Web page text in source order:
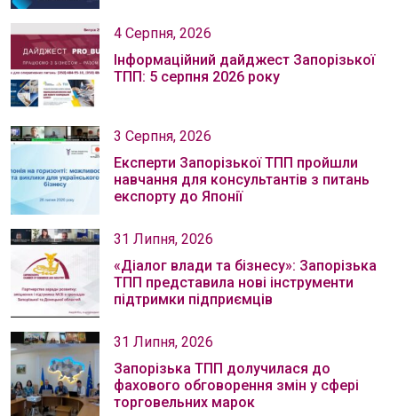
4 Серпня, 2026
Інформаційний дайджест Запорізької
ТПП: 5 серпня 2026 року
3 Серпня, 2026
Експерти Запорізької ТПП пройшли
навчання для консультантів з питань
експорту до Японії
31 Липня, 2026
«Діалог влади та бізнесу»: Запорізька
ТПП представила нові інструменти
підтримки підприємців
31 Липня, 2026
Запорізька ТПП долучилася до
фахового обговорення змін у сфері
торговельних марок